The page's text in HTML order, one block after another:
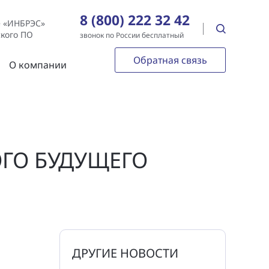
«ИНБРЭС»
ПО
8 (800) 222 32 42
звонок по России бесплатный
О компании Обратная связь
БУДУЩЕГО
ДРУГИЕ НОВОСТИ